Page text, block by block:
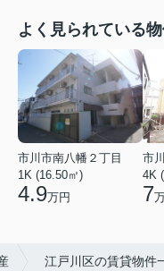
よく見られている
市川市南八幡２丁目
1K (16.50㎡)
4.9万円
市
4K
7
江戸川区の賃貸物件